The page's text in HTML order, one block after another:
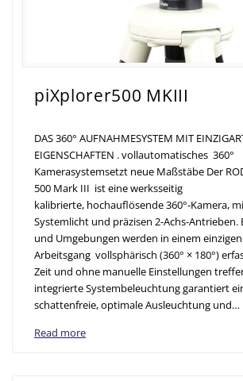
piXplorer500 MKIII
DAS 360° AUFNAHMESYSTEM MIT
EIGENSCHAFTEN . vollautomatisches 360°
Kamerasystemsetzt neue Maßstäbe Der
500 Mark III ist eine werksseitig
kalibrierte, hochauflösende 360°-Kamera,
Systemlicht und präzisen 2-Achs-Antrieben.
und Umgebungen werden in einem einzigen
Arbeitsgang vollsphärisch (360° × 180°)
Zeit und ohne manuelle Einstellungen
integrierte Systembeleuchtung garantiert
schattenfreie, optimale Ausleuchtung und…
Read more